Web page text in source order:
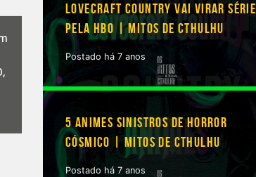
LOVECRAFT COUNTRY VAI VIRAR SÉRIE
PELA HBO | MITOS DE CTHULHU
Postado há 7 anos
5 ANIMES SINISTROS DE HORROR
CÓSMICO | MITOS DE CTHULHU
Postado há 7 anos